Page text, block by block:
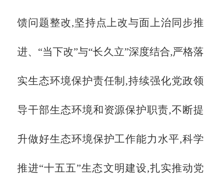
馈问题整改,坚持点上改与面上治同步推
进、“当下改”与“长久立”深度结合,严格落
实生态环境保护责任制,持续强化党政领
导干部生态环境和资源保护职责,不断提
升做好生态环境保护工作能力水平,科学
推进“十五五”生态文明建设,扎实推动党